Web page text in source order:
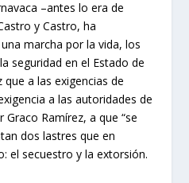
–antes lo era de
y Castro, ha
marcha por la vida, los
seguridad en el Estado de
a las exigencias de
a las autoridades de
Ramírez, a que “se
dos lastres que en
el secuestro y la extorsión.